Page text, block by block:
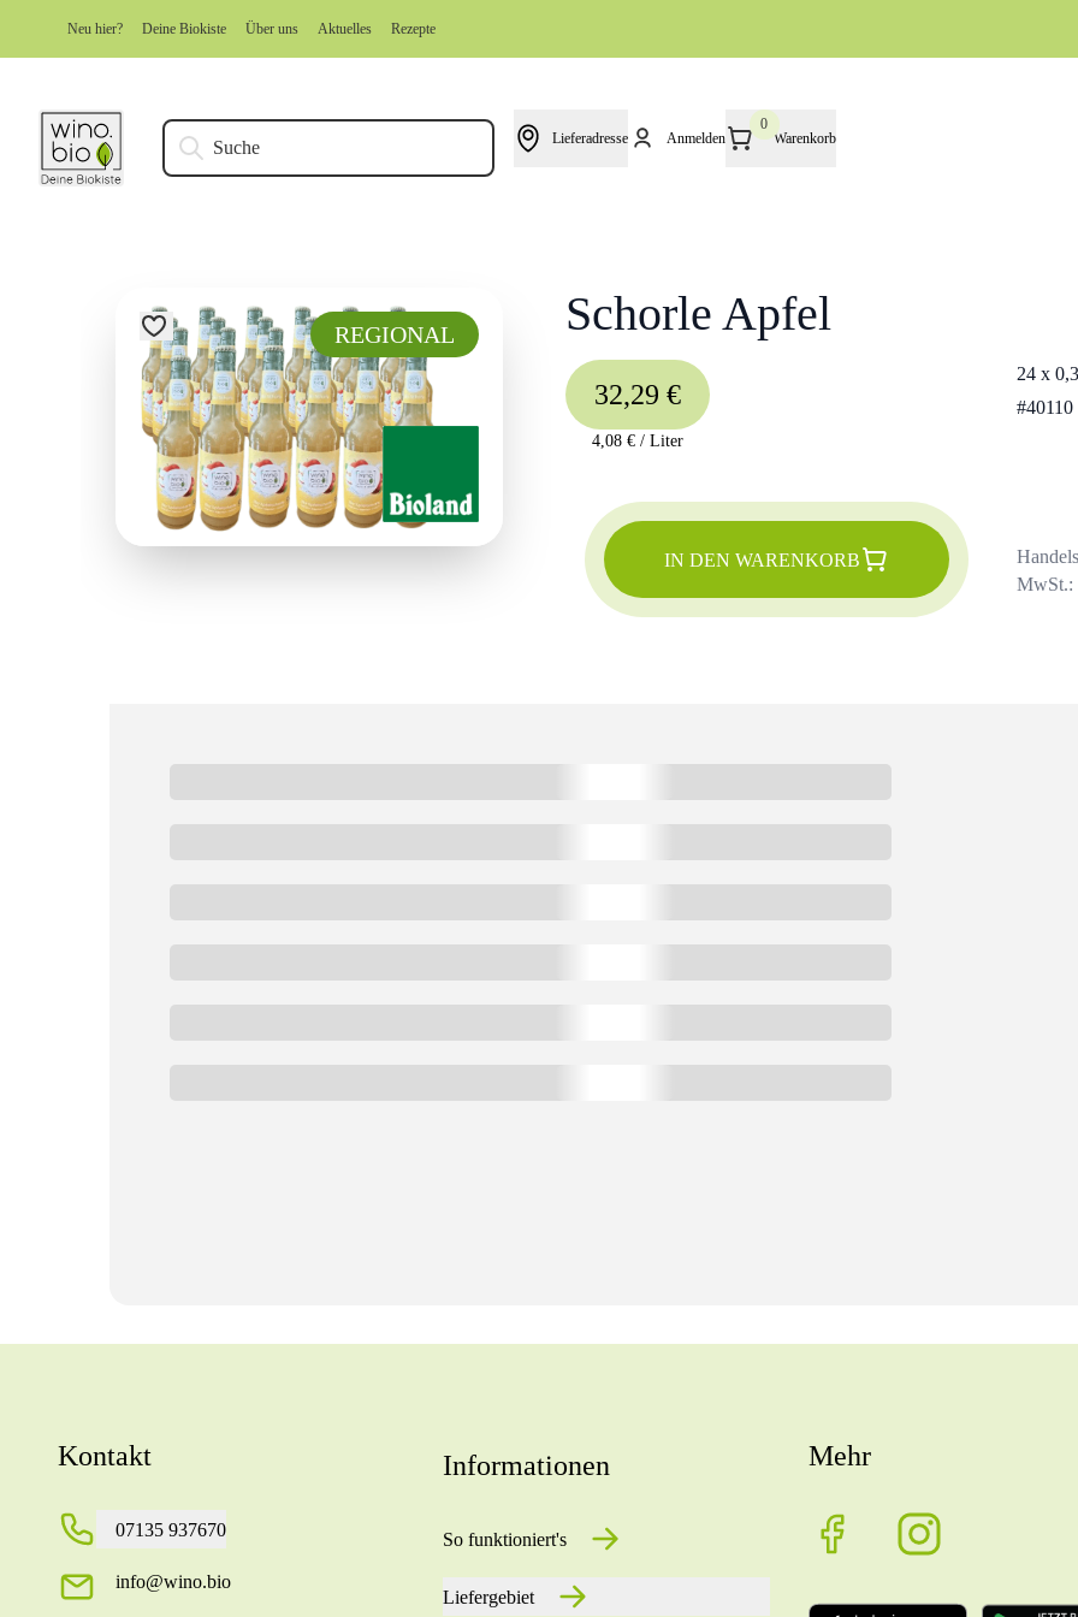
Neu hier? Deine Biokiste Über uns Aktuelles Rezepte
Suche Lieferadresse Anmelden
0
Warenkorb
REGIONAL Schorle Apfel
24 x
#40110
MwSt.:
32,29 €
4,08 € /Liter
IN DEN WARENKORB
Kontakt
07135 937670
info@wino.bio
Informationen
So funktioniert's
Liefergebiet
Mehr